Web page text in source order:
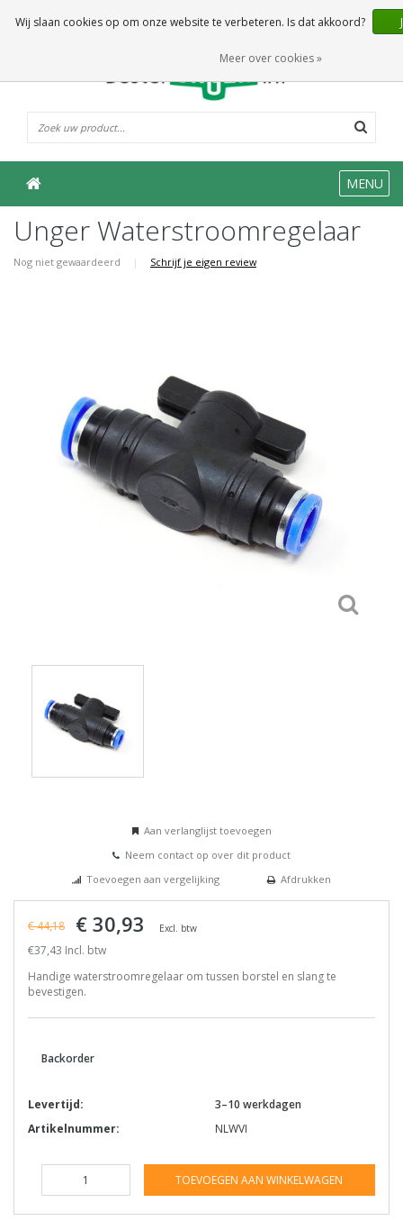
0 Artikelen
MENU
Unger Waterstroomregelaar
Nog niet gewaardeerd | Schrijf je eigen review
Aan verlanglijst toevoegen
Neem contact op over dit product
Toevoegen aan vergelijking
Afdrukken
€ 44,18 € 30,93 Excl. btw
€37,43 Incl. btw
Handige waterstroomregelaar om tussen borstel en slang te
bevestigen.
Backorder
Levertijd:
3–10 werkdagen
Artikelnummer:
NLWVI
TOEVOEGEN AAN WINKELWAGEN
Wij slaan cookies op om onze website te verbeteren. Is dat akkoord?
Meer over cookies »